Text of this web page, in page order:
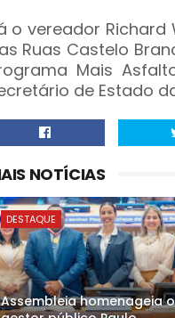
o vereador
Ruas Castelo
Mais
de Estado
NOTÍCIAS
DESTAQUE
Assembleia homenageia o